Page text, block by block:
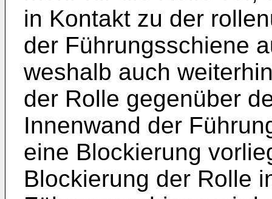
in Kontakt zu der
der Führungsschiene
weshalb auch
der Rolle gegenüber
Innenwand der
eine Blockierung
Blockierung der Rolle